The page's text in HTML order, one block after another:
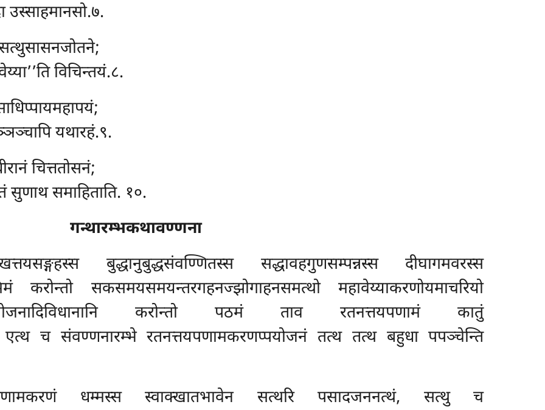
सत्थुसासनजोतने;
विचिन्तयं.८.
यथारहं.९.
चित्ततोसनं;
सुणाथ समाहिताति. १०.
गन्थारम्भकथावण्णना
बुद्धानुबुद्धसंवण्णितस्स सद्धावहगुणसम्पन्नस्स दीघागमवरस्स
करोन्तो सकसमयसमयन्तरगहनज्झोगाहनसमत्थो महावेय्याकरणोयमाचरियो
करोन्तो पठमं ताव रतनत्तयपणामं कातुं
एत्थ च संवण्णनारम्भे रतनत्तयपणामकरणप्पयोजनं तत्थ तत्थ बहुधा पपञ्चेन्ति
धम्मस्स स्वाक्खातभावेन सत्थरि पसादजननत्थं, सत्थु च